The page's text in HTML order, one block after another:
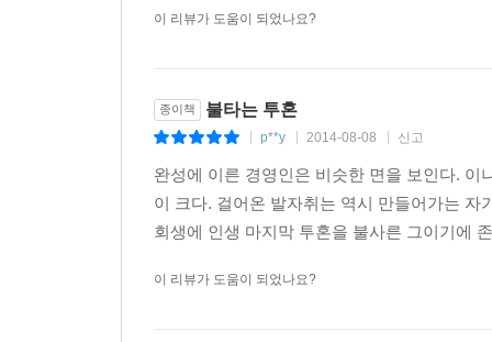
의식과 마음을 바꿈으로써 새로운 성장의 길로 나
1. 사업의 목적과 의의를 명확히 하라
2. 구체적인 목표를 세우라
3. 가슴에 열망을 품어라
4. 누구에게도 지지 않게 노력하라
6. 가격 결정이 곧 경영임을 명심하라
이 리뷰가 도움이 되었나요?
종이책 불타는 투혼
p**y 2014-08-08 신고
완성에 이른 경영인은 비슷한 면을 보인다.
이 크다. 걸어온 발자취는 역시 만들어가는
회생에 인생 마지막 투혼을 불사른 그이기에
이 리뷰가 도움이 되었나요?